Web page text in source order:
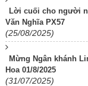
Lời cuối cho người
Văn Nghĩa PX57
(25/08/2025)
Mừng Ngân khánh
Hoa 01/8/2025
(31/07/2025)